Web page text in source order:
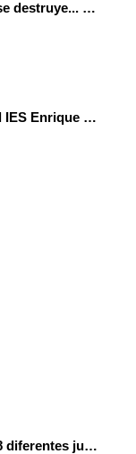
La energía ni se crea ni se destruye... ¡se experimenta! El Tierno en la Feria Madrid es Ciencia 2026
El Gabinete de Física del IES Enrique Tierno Galván de Parla (Curso 25-26)
Programa con Scratch, 8 diferentes juegos para vivir la emoción de los partidos de España en el mundial 2026